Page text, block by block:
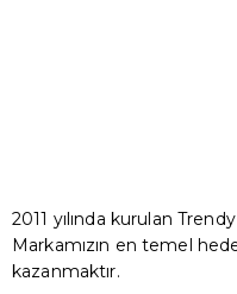
2011 yılında kurulan
Markamızın en temel
kazanmaktır.